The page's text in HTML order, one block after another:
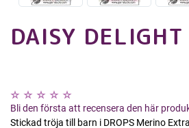
DAISY DELIGHT
Bli den första att recensera den här
Stickad tröja till barn i DROPS Merino